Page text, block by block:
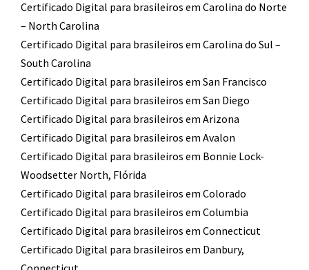
Certificado Digital para brasileiros em Carolina do Norte
– North Carolina
Certificado Digital para brasileiros em Carolina do Sul –
South Carolina
Certificado Digital para brasileiros em San Francisco
Certificado Digital para brasileiros em San Diego
Certificado Digital para brasileiros em Arizona
Certificado Digital para brasileiros em Avalon
Certificado Digital para brasileiros em Bonnie Lock-
Woodsetter North, Flórida
Certificado Digital para brasileiros em Colorado
Certificado Digital para brasileiros em Columbia
Certificado Digital para brasileiros em Connecticut
Certificado Digital para brasileiros em Danbury,